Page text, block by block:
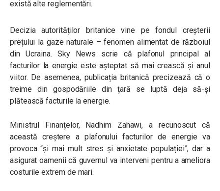
există alte reglementări.
Decizia autorităților britanice vine pe fondul creșterii
prețului la gaze naturale – fenomen alimentat de războiul
din Ucraina. Sky News scrie că plafonul principal al
facturilor la energie este așteptat să mai crească și anul
viitor. De asemenea, publicația britanică precizează că o
treime din gospodăriile din țară se luptă deja să-și
plătească facturile la energie.
Ministrul Finanțelor, Nadhim Zahawi, a recunoscut că
această creștere a plafonului facturilor de energie va
provoca “și mai mult stres și anxietate populației”, dar a
asigurat oamenii că guvernul va interveni pentru a ameliora
costurile extrem de mari.